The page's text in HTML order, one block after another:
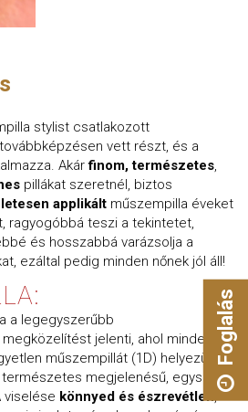
stylist csatlakozott
vett részt, és a
Akárfinom, természetes,
pillákat szeretnél, biztos
applikált műszempilla éveket
ragyogóbbá teszi a tekintetet,
és hosszabbá varázsolja a
ezáltal pedig minden nőnek jól áll!
a legegyszerűbb
megközelítést jelenti, ahol minden
műszempillát (1D) helyezünk.
megjelenésű, egyszerű
viselése könnyed és észrevétlen,
Foglalás